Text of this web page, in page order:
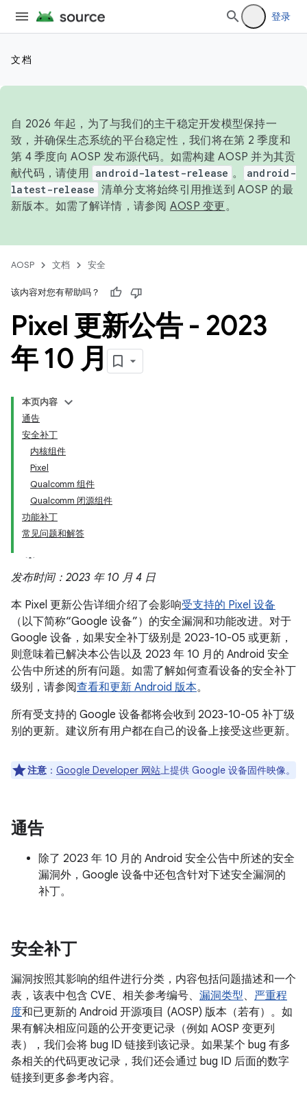
登录
文档
自 2026 年起，为了与我们的主干稳定开发模型保持一
致，并确保生态系统的平台稳定性，我们将在第 2 季度和
第 4 季度向 AOSP 发布源代码。如需构建 AOSP 并为其贡
献代码，请使用 android-latest-release 。
android-
latest-release 清单分支将始终引用推送到 AOSP 的最
新版本。如需了解详情，请参阅 AOSP 变更。
AOSP 文档 安全
该内容对您有帮助吗？
Pixel 更新公告 - 2023
年 10 月
本页内容
通告
安全补丁
内核组件
Pixel
Qualcomm 组件
Qualcomm 闭源组件
功能补丁
常见问题和解答
发布时间：2023 年 10 月 4 日
本 Pixel 更新公告详细介绍了会影响受支持的 Pixel 设备
（以下简称“Google 设备”）的安全漏洞和功能改进。对于
Google 设备，如果安全补丁级别是 2023-10-05 或更新，
则意味着已解决本公告以及 2023 年 10 月的 Android 安全
公告中所述的所有问题。如需了解如何查看设备的安全补丁
级别，请参阅查看和更新 Android 版本。
所有受支持的 Google 设备都将会收到 2023-10-05 补丁级
别的更新。建议所有用户都在自己的设备上接受这些更新。
注意 ： Google Developer 网站上提供 Google 设备固件映像。
通告
除了 2023 年 10 月的 Android 安全公告中所述的安全
漏洞外，Google 设备中还包含针对下述安全漏洞的
补丁。
安全补丁
漏洞按照其影响的组件进行分类，内容包括问题描述和一个
表，该表中包含 CVE、相关参考编号、 漏洞类型、 严重程
度和已更新的 Android 开源项目 (AOSP) 版本（若有）。如
果有解决相应问题的公开变更记录（例如 AOSP 变更列
表），我们会将 bug ID 链接到该记录。如果某个 bug 有多
条相关的代码更改记录，我们还会通过 bug ID 后面的数字
链接到更多参考内容。